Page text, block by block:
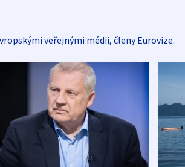
veřejnými médii, členy Eurovize.